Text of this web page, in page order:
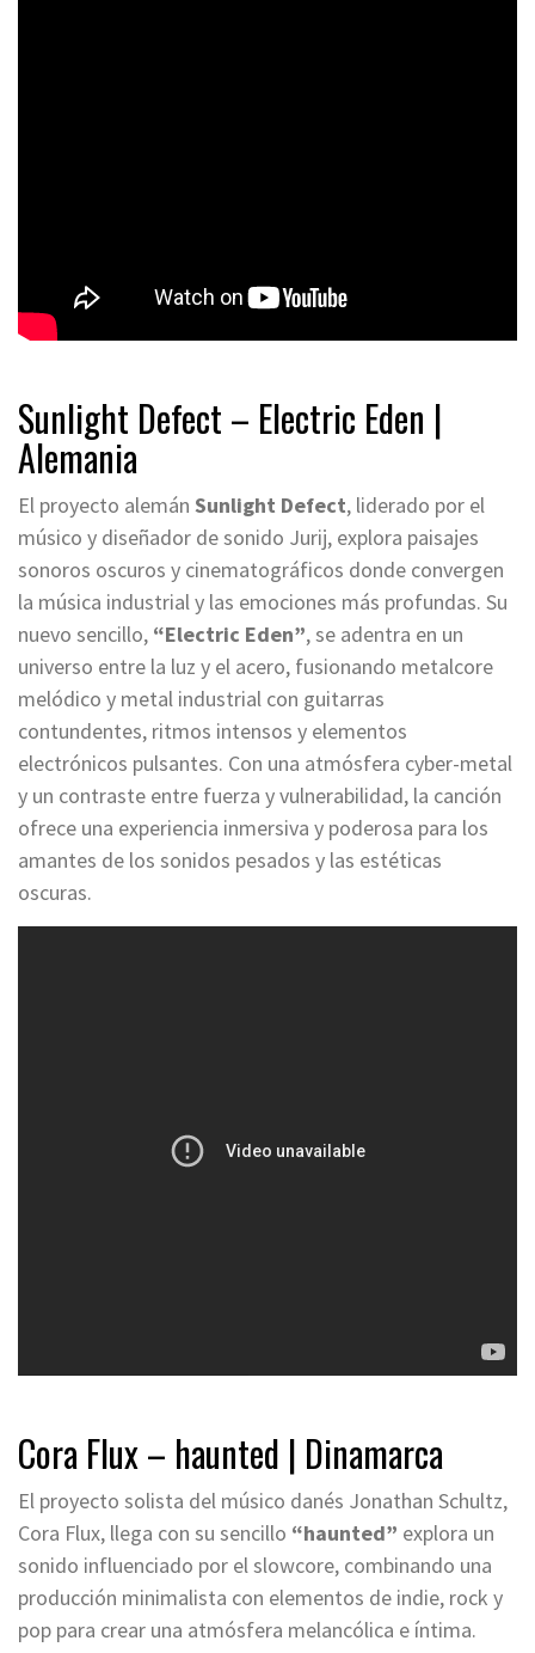
Sunlight Defect – Electric Eden |
Alemania
El proyecto alemán Sunlight Defect, liderado por el
músico y diseñador de sonido Jurij, explora paisajes
sonoros oscuros y cinematográficos donde convergen
la música industrial y las emociones más profundas. Su
nuevo sencillo, “Electric Eden”, se adentra en un
universo entre la luz y el acero, fusionando metalcore
melódico y metal industrial con guitarras
contundentes, ritmos intensos y elementos
electrónicos pulsantes. Con una atmósfera cyber-metal
y un contraste entre fuerza y vulnerabilidad, la canción
ofrece una experiencia inmersiva y poderosa para los
amantes de los sonidos pesados y las estéticas
oscuras.
Cora Flux – haunted | Dinamarca
El proyecto solista del músico danés Jonathan Schultz,
Cora Flux, llega con su sencillo “haunted” explora un
sonido influenciado por el slowcore, combinando una
producción minimalista con elementos de indie, rock y
pop para crear una atmósfera melancólica e íntima.